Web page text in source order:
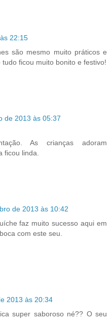
22:15
são mesmo muito práticos e
ficou muito bonito e festivo!
de 2013 às 05:37
As crianças adoram
ficou linda.
de 2013 às 10:42
faz muito sucesso aqui em
com este seu.
2013 às 20:34
super saboroso né?? O seu